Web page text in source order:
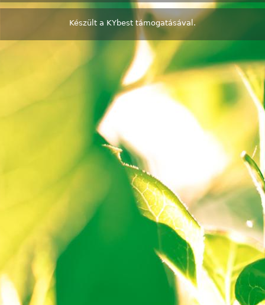
Készült a KYbest támogatásával.